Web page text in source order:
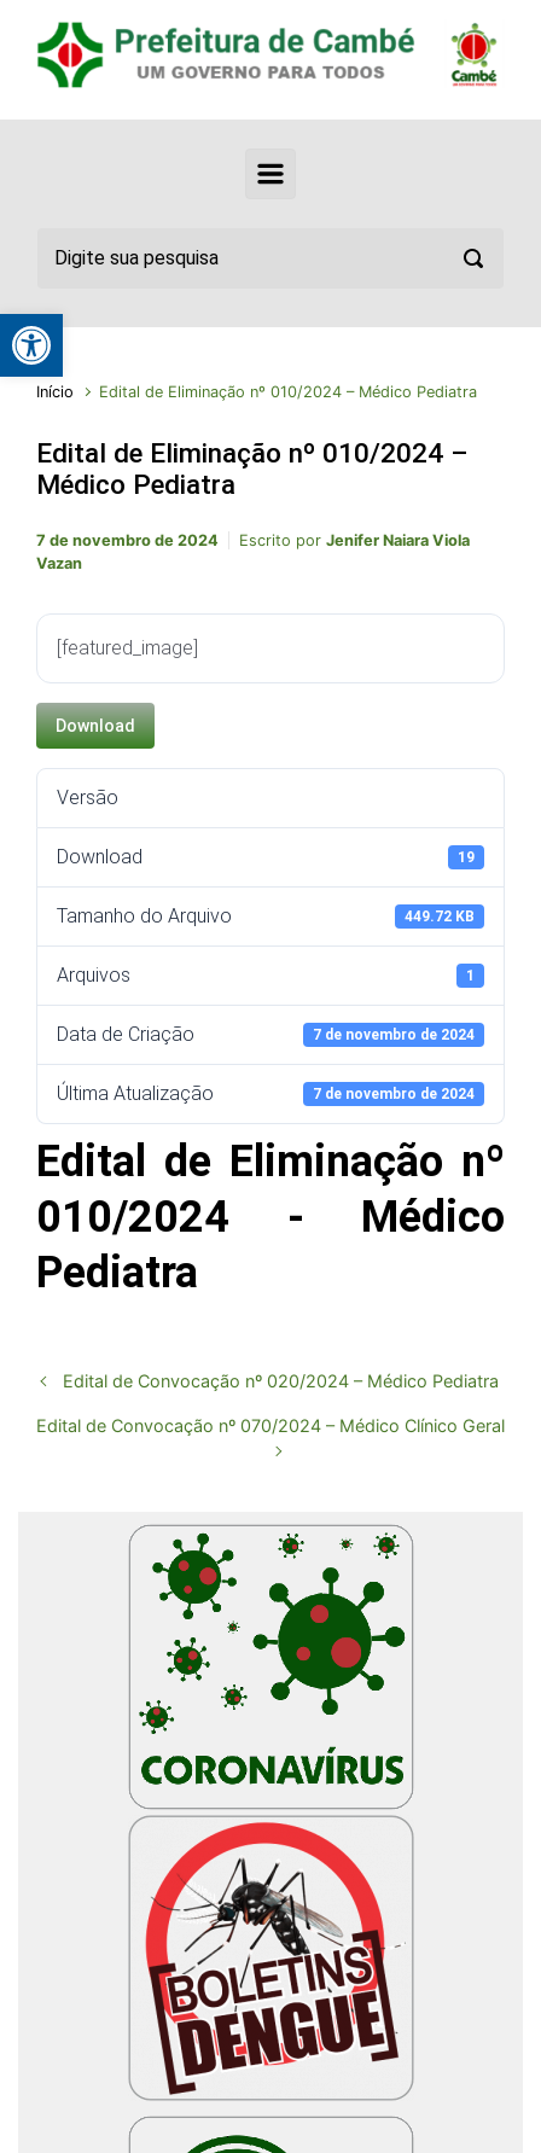
Início Edital de Eliminação nº 010/2024 – Médico Pediatra
Edital de Eliminação nº 010/2024 –
Médico Pediatra
7 de novembro de 2024 Escrito por Jenifer Naiara Viola
Vazan
[featured_image]
Download
Versão
Download 19
Tamanho do Arquivo 449.72 KB
Arquivos 1
Data de Criação 7 de novembro de 2024
Última Atualização 7 de novembro de 2024
Edital de Eliminação nº
010/2024 - Médico
Pediatra
Edital de Convocação nº 020/2024 – Médico Pediatra
Edital de Convocação nº 070/2024 – Médico Clínico Geral
Abrir a barra de ferramentas